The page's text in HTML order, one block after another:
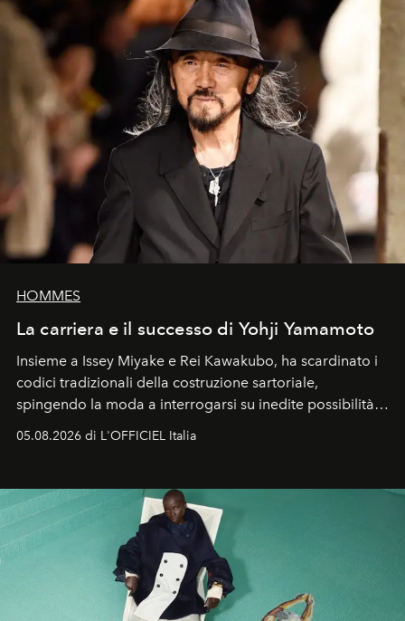
HOMMES
La carriera e il successo di Yohji Yamamoto
Insieme a Issey Miyake e Rei Kawakubo, ha scardinato i
codici tradizionali della costruzione sartoriale,
spingendo la moda a interrogarsi su inedite possibilità
formali e a ridefinire il concetto stesso di silhouette.
un’impronta indelebile nella storia della moda.
05.08.2026 di L'OFFICIEL Italia